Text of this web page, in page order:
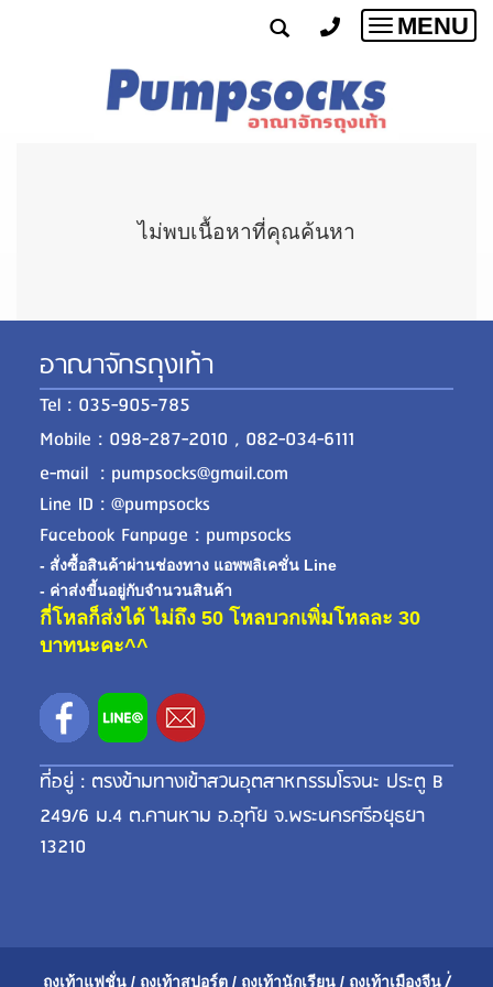
Toggle
MENU
ไม่พบเนื้อหาที่คุณค้นหา
อาณาจักรถุงเท้า
Tel : 035-905-785
Mobile : 098-287-2010 , 082-034-6111
e-mail : pumpsocks@gmail.com
Line ID : @pumpsocks
Facebook Fanpage : pumpsocks
- สั่งซื้อสินค้าผ่านช่องทาง แอพพลิเคชั่น Line
- ค่าส่งขี้นอยู่กับจำนวนสินค้า
กี่โหลก็ส่งได้ ไม่ถึง 50 โหลบวกเพิ่มโหลละ 30
บาทนะคะ^^
ที่อยู่ : ตรงข้ามทางเข้าสวนอุตสาหกรรมโรจนะ ประตู B
249/6 ม.4 ต.คานหาม อ.อุทัย จ.พระนครศรีอยุธยา
13210
ถุงเท้าแฟชั่น / ถุงเท้าสปอร์ต / ถุงเท้านักเรียน / ถุงเท้าเมืองจีน /่